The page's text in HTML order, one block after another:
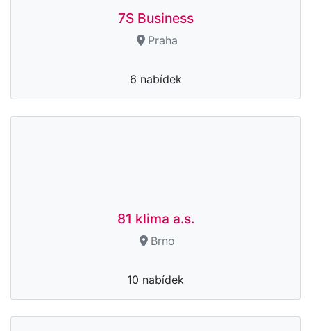
7S Business
Praha
6 nabídek
81 klima a.s.
Brno
10 nabídek